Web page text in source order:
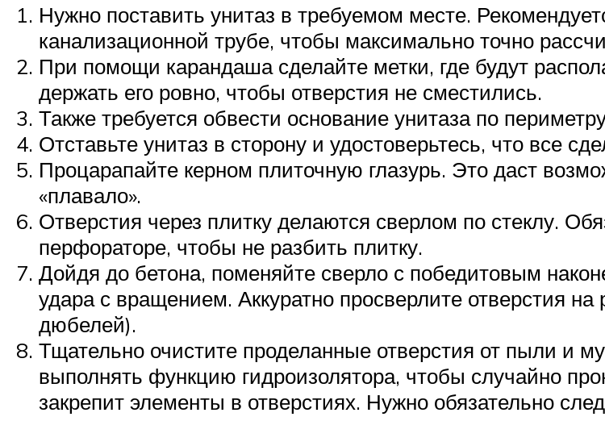
Нужно поставить унитаз в требуемом месте.
канализационной трубе, чтобы максимально точно
При помощи карандаша сделайте метки, где будут
держать его ровно, чтобы отверстия не сместились.
Также требуется обвести основание унитаза по
Отставьте унитаз в сторону и удостоверьтесь, что все
Процарапайте керном плиточную глазурь. Это даст
«плавало».
Отверстия через плитку делаются сверлом по стеклу.
перфораторе, чтобы не разбить плитку.
Дойдя до бетона, поменяйте сверло с победитовым
удара с вращением. Аккуратно просверлите отверстия
дюбелей).
Тщательно очистите проделанные отверстия от пыли и
выполнять функцию гидроизолятора, чтобы случайно
закрепит элементы в отверстиях. Нужно обязательно